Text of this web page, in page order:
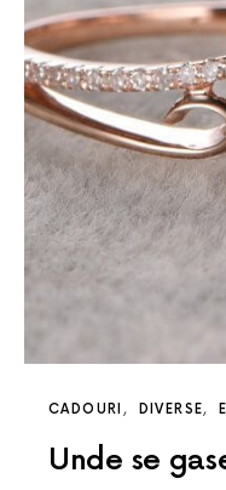
CADOURI DIVERSE
Unde se